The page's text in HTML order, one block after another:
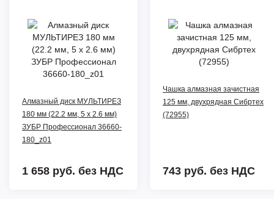
Алмазный диск МУЛЬТИРЕЗ
180 мм (22.2 мм, 5 х 2.6 мм)
ЗУБР Профессионал 36660-
180_z01
1 658 руб. без НДС
Чашка алмазная зачистная
125 мм, двухрядная Сибртех
(72955)
743 руб. без НДС